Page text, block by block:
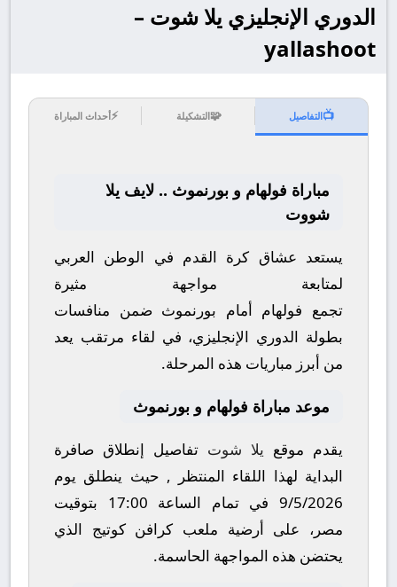
الدوري الإنجليزي يلا شوت –
yallashoot
📺التفاصيل 🧩التشكيلة ⚡أحداث المباراة
مباراة فولهام و بورنموث .. لايف يلا
شووت
يستعد عشاق كرة القدم في الوطن العربي
لمتابعة مواجهة مثيرة
تجمع فولهام أمام بورنموث ضمن منافسات
بطولة الدوري الإنجليزي، في لقاء مرتقب يعد
من أبرز مباريات هذه المرحلة.
موعد مباراة فولهام و بورنموث
يقدم موقع يلا شوت تفاصيل إنطلاق صافرة
البداية لهذا اللقاء المنتظر , حيث ينطلق يوم
9/5/2026في تمام الساعة 17:00 بتوقيت
مصر، على أرضية ملعب كرافن كوتيج الذي
يحتضن هذه المواجهة الحاسمة.